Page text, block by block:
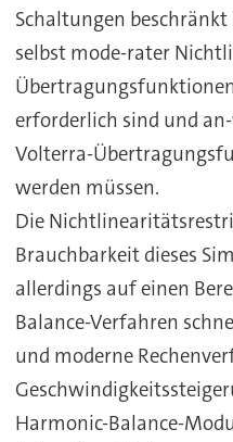
Schaltungen
selbst mode-rater
erforderlich sind und
Volterra-
werden müssen.
Die
Brauchbarkeit dieses
allerdings auf einen
Balance-Verfahren
und moderne
Harmonic-Balance-